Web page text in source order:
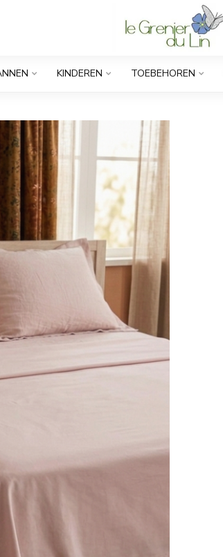
KINDEREN TOEBEHOREN